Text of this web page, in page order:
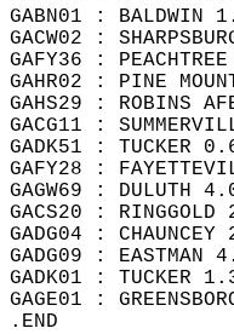
GABN01 :
GACW02 :
GAFY36 :
GAHR02 : PINE
GAHS29 :
GACG11 :
GADK51 :
GAFY28 :
GAGW69 :
GACS20 :
GADG04 :
GADG09 :
GADK01 :
GAGE01 :
.END